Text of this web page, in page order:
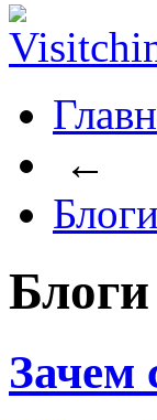
←
Зачем